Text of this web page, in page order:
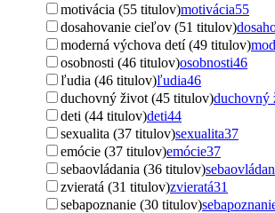
motivácia (55 titulov)motivácia55
dosahovanie cieľov (51 titulov)
moderná výchova detí (49 titulov)
osobnosti (46 titulov)osobnosti46
ľudia (46 titulov)ľudia46
duchovný život (45 titulov)duchovný
deti (44 titulov)deti44
sexualita (37 titulov)sexualita37
emócie (37 titulov)emócie37
sebaovládania (36 titulov)
zvieratá (31 titulov)zvieratá31
sebapoznanie (30 titulov)